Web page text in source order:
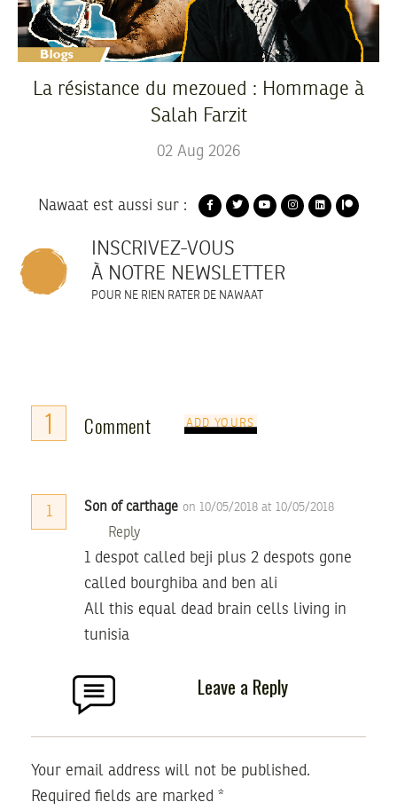
La résistance du mezoued : Hommage à
Salah Farzit
02 Aug 2026
Nawaat est aussi sur :
INSCRIVEZ-VOUS
À NOTRE NEWSLETTER
POUR NE RIEN RATER DE NAWAAT
1 Comment ADD YOURS
1 Son of carthage on 10/05/2018 at 10/05/2018
Reply
1 despot called beji plus 2 despots gone
called bourghiba and ben ali
All this equal dead brain cells living in
tunisia
Leave a Reply
Your email address will not be published.
Required fields are marked *